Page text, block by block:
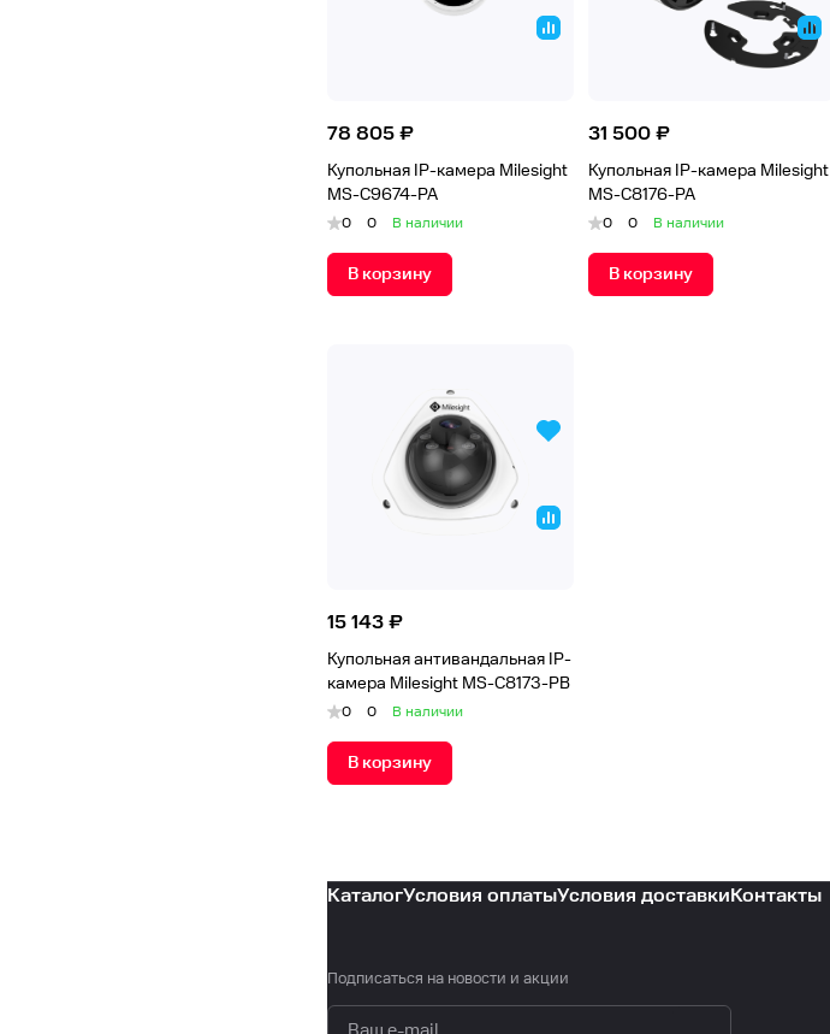
78 805 ₽
Купольная IP-камера Milesight
MS-C9674-PA
0 0 В наличии
В корзину
31 500 ₽
Купольная IP-камера Milesight
MS-C8176-PA
0 0 В наличии
В корзину
15 143 ₽
Купольная антивандальная IP-
камера Milesight MS-C8173-PB
0 0 В наличии
В корзину
КаталогУсловия оплатыУсловия доставкиКонтакты
Подписаться на новости и акции